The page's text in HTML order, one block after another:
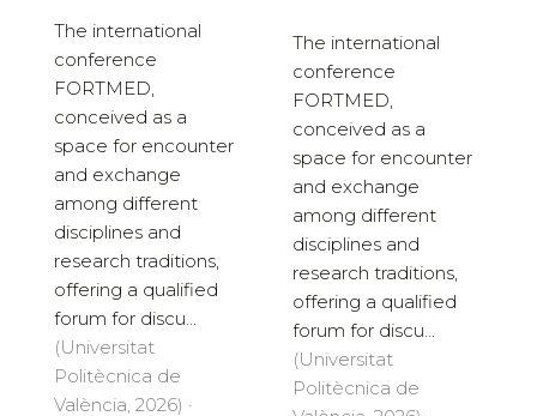
The international
conference
FORTMED,
conceived as a
space for encounter
and exchange
among different
disciplines and
research traditions,
offering a qualified
forum for discu...
(Universitat
Politècnica de
València, 2026) ·
The international
conference
FORTMED,
conceived as a
space for encounter
and exchange
among different
disciplines and
research traditions,
offering a qualified
forum for discu...
(Universitat
Politècnica de